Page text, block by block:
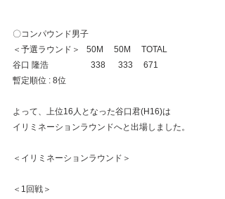
〇コンパウンド男子
＜予選ラウンド＞   50M     50M     TOTAL
谷口 隆浩　　　　　338      333     671
暫定順位 : 8位
よって、上位16人となった谷口君(H16)は
イリミネーションラウンドへと出場しました。
＜イリミネーションラウンド＞
＜1回戦＞